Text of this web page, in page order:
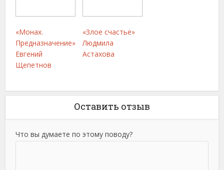
«Монах.
Предназначение»
Евгений
Щепетнов
«Злое счастье»
Людмила
Астахова
Оставить отзыв
Что вы думаете по этому поводу?